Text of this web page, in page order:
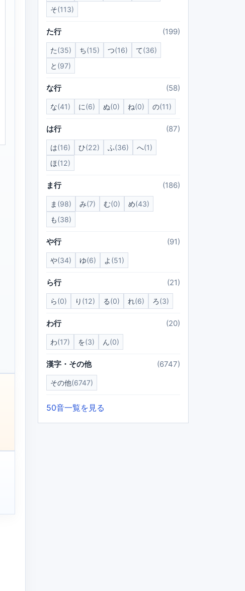
そ(113)
た行 (199)
た(35) ち(15) つ(16) て(36)
と (97)
な行 (58)
な(41) に(6) ぬ(0) ね(0) の(11)
は行 (87)
は(16) ひ(22) ふ(36) へ(1)
ほ(12)
ま行 (186)
ま (98) み(7) む(0) め(43)
も(38)
や行 (91)
や(34) ゆ(6) よ (51)
ら行 (21)
ら(0) り (12) る(0) れ(6) ろ(3)
わ行 (20)
わ(17) を(3) ん(0)
漢字・その他 (6747)
その他(6747)
50音一覧を見る